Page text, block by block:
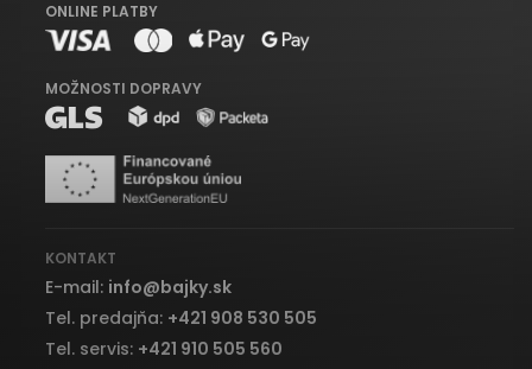
ONLINE PLATBY
MOŽNOSTI DOPRAVY
KONTAKT
E-mail: info@bajky.sk
Tel. predajňa: +421 908 530 505
Tel. servis: +421 910 505 560